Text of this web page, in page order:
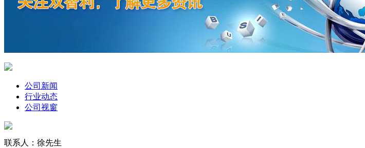
公司新闻
行业动态
公司视窗
联系人：徐先生